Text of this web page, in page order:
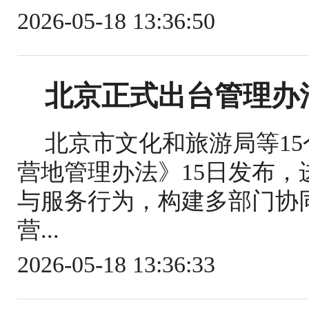
2026-05-18 13:36:50
北京正式出台管理
北京市文化和旅游局等
营地管理办法》15日发布
与服务行为，构建多部门
营...
2026-05-18 13:36:33